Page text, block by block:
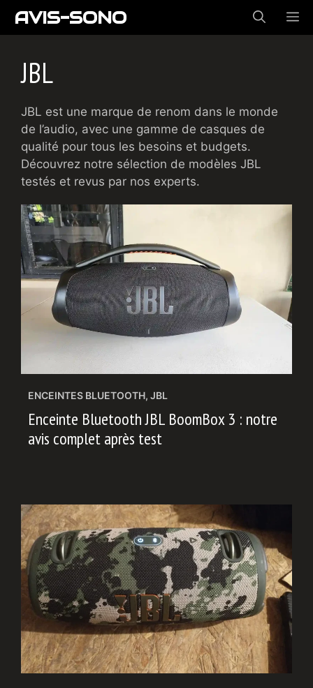
AllerAVIS-SONO
JBL
JBL est une marque de renom dans le monde
de l’audio, avec une gamme de casques de
qualité pour tous les besoins et budgets.
Découvrez notre sélection de modèles JBL
testés et revus par nos experts.
ENCEINTES BLUETOOTH, JBL
Enceinte Bluetooth JBL BoomBox 3 : notre
avis complet après test